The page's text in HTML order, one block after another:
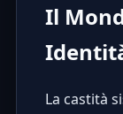
Il
La castità